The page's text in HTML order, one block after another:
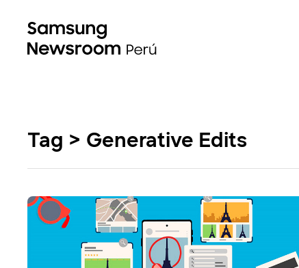
Tag > Generative Edits